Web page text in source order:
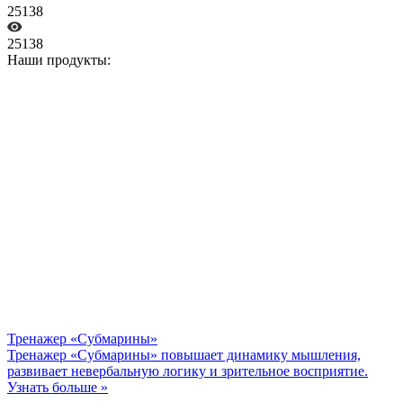
25138
25138
Наши продукты:
Тренажер «Субмарины»
Тренажер «Субмарины» повышает динамику мышления,
развивает невербальную логику и зрительное восприятие.
Узнать больше »